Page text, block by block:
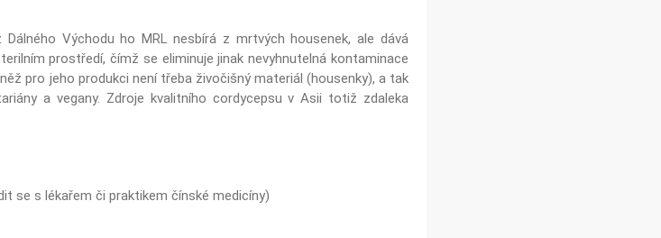
Východu ho MRL nesbírá z mrtvých housenek, ale dává
prostředí, čímž se eliminuje jinak nevyhnutelná kontaminace
pro jeho produkci není třeba živočišný materiál (housenky), a tak
a vegany. Zdroje kvalitního cordycepsu v Asii totiž zdaleka
se s lékařem či praktikem čínské medicíny)